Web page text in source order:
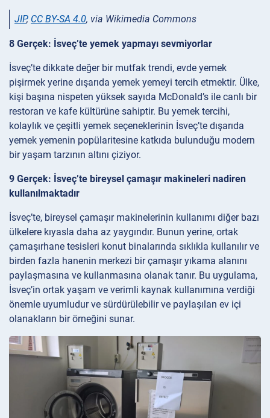
JIP, CC BY-SA 4.0, via Wikimedia Commons
8 Gerçek: İsveç’te yemek yapmayı sevmiyorlar
İsveç’te dikkate değer bir mutfak trendi, evde yemek
pişirmek yerine dışarıda yemek yemeyi tercih etmektir. Ülke,
kişi başına nispeten yüksek sayıda McDonald’s ile canlı bir
restoran ve kafe kültürüne sahiptir. Bu yemek tercihi,
kolaylık ve çeşitli yemek seçeneklerinin İsveç’te dışarıda
yemek yemenin popülaritesine katkıda bulunduğu modern
bir yaşam tarzının altını çiziyor.
9 Gerçek: İsveç’te bireysel çamaşır makineleri nadiren
kullanılmaktadır
İsveç’te, bireysel çamaşır makinelerinin kullanımı diğer bazı
ülkelere kıyasla daha az yaygındır. Bunun yerine, ortak
çamaşırhane tesisleri konut binalarında sıklıkla kullanılır ve
birden fazla hanenin merkezi bir çamaşır yıkama alanını
paylaşmasına ve kullanmasına olanak tanır. Bu uygulama,
İsveç’in ortak yaşam ve verimli kaynak kullanımına verdiği
önemle uyumludur ve sürdürülebilir ve paylaşılan ev içi
olanakların bir örneğini sunar.